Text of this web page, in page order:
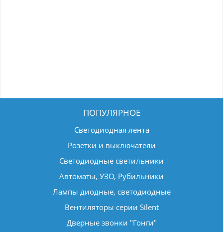
ПОПУЛЯРНОЕ
Светодиодная лента
Розетки и выключатели
Светодиодные светильники
Автоматы, УЗО, Рубильники
Лампы диодные, светодиодные
Вентиляторы серии Silent
Дверные звонки "Гонги"